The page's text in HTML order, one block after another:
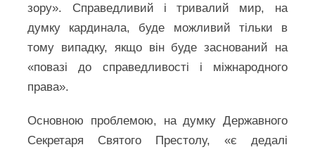
зору». Справедливий і тривалий мир, на
думку кардинала, буде можливий тільки в
тому випадку, якщо він буде заснований на
«повазі до справедливості і міжнародного
права».
Основною проблемою, на думку Державного
Секретаря Святого Престолу, «є дедалі